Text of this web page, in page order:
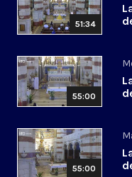
51:34
55:00
55:00